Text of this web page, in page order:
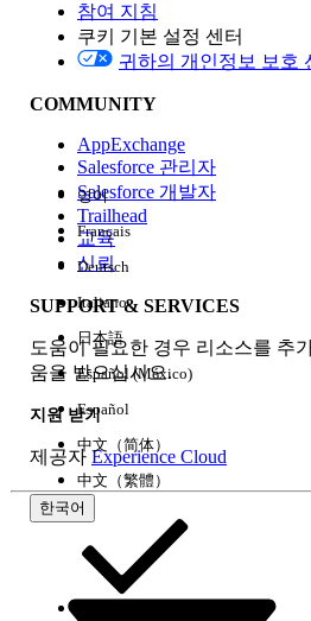
Edition
경험
참여 지침
쿠키 기본 설정 센터
귀하의 개인정보 보호
COMMUNITY
AppExchange
Salesforce 관리자
Salesforce 개발자
Trailhead
교육
신뢰
SUPPORT & SERVICES
도움이 필요한 경우 리소스를 추
움을 받으십시오.
지원 받기
제공자 Experience Cloud
한국어
영어
Français
Deutsch
Italiano
日本語
Español (México)
Español
中文（简体）
中文（繁體）